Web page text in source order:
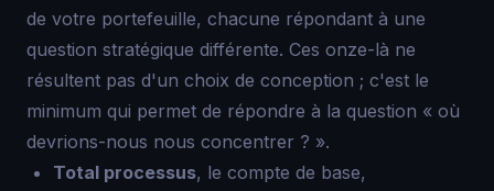
de votre portefeuille, chacune répondant à une
question stratégique différente. Ces onze-là ne
résultent pas d'un choix de conception ; c'est le
minimum qui permet de répondre à la question « où
devrions-nous nous concentrer ? ».
Total processus, le compte de base,